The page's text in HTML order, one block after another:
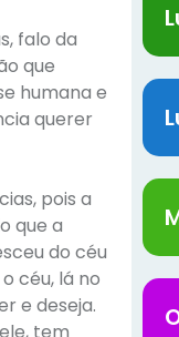
falo da
que
humana e
querer
pois a
que a
do céu
céu, lá no
e deseja.